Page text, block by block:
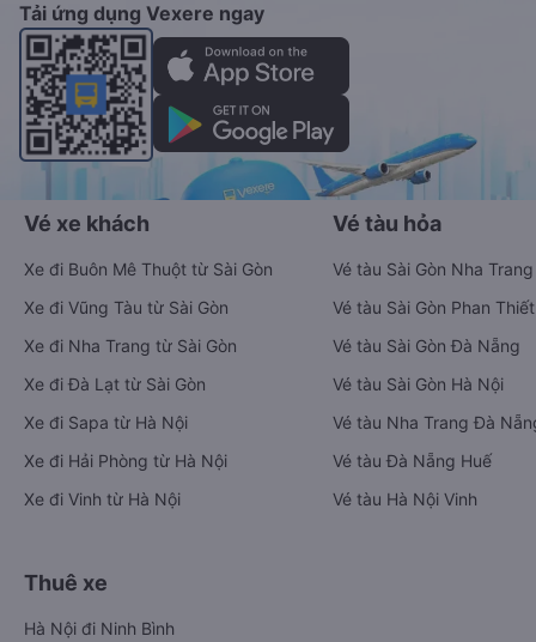
Tải ứng dụng Vexere ngay
Vé xe khách
Xe đi Buôn Mê Thuột từ Sài Gòn
Xe đi Vũng Tàu từ Sài Gòn
Xe đi Nha Trang từ Sài Gòn
Xe đi Đà Lạt từ Sài Gòn
Xe đi Sapa từ Hà Nội
Xe đi Hải Phòng từ Hà Nội
Xe đi Vinh từ Hà Nội
Vé tàu hỏa
Vé tàu Sài Gòn Nha Trang
Vé tàu Sài Gòn Phan Thiết
Vé tàu Sài Gòn Đà Nẵng
Vé tàu Sài Gòn Hà Nội
Vé tàu Nha Trang Đà
Vé tàu Đà Nẵng Huế
Vé tàu Hà Nội Vinh
Thuê xe
Hà Nội đi Ninh Bình